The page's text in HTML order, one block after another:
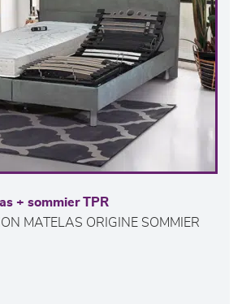
+ sommier TPR
MATELAS ORIGINE SOMMIER